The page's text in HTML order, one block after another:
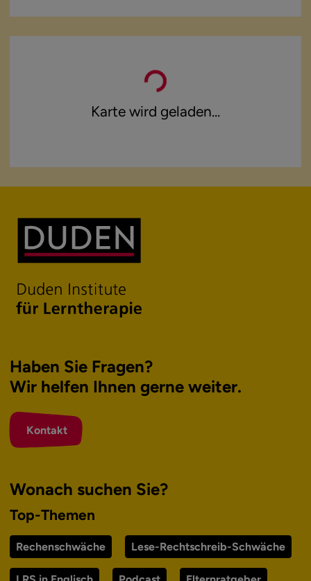
Karte wird geladen...
Haben Sie Fragen?
Wir helfen Ihnen gerne weiter.
Kontakt
Wonach suchen Sie?
Top-Themen
Rechenschwäche Lese-Rechtschreib-Schwäche